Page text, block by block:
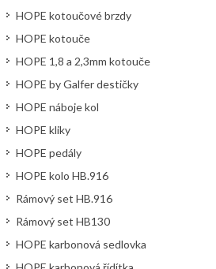
HOPE kotoučové brzdy
HOPE kotouče
HOPE 1,8 a 2,3mm kotouče
HOPE by Galfer destičky
HOPE náboje kol
HOPE kliky
HOPE pedály
HOPE kolo HB.916
Rámový set HB.916
Rámový set HB130
HOPE karbonová sedlovka